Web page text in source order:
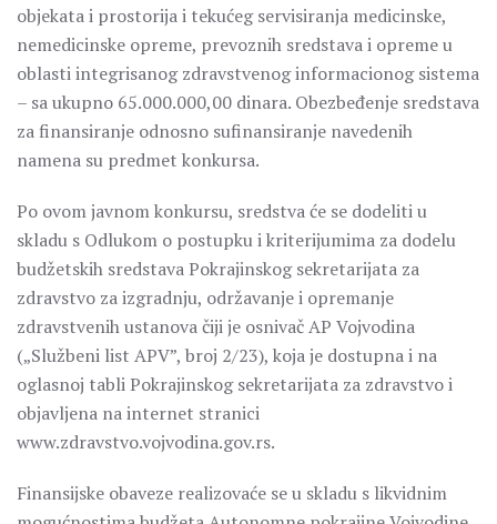
objekata i prostorija i tekućeg servisiranja medicinske,
nemedicinske opreme, prevoznih sredstava i opreme u
oblasti integrisanog zdravstvenog informacionog sistema
– sa ukupno 65.000.000,00 dinara. Obezbeđenje sredstava
za finansiranje odnosno sufinansiranje navedenih
namena su predmet konkursa.
Po ovom javnom konkursu, sredstva će se dodeliti u
skladu s Odlukom o postupku i kriterijumima za dodelu
budžetskih sredstava Pokrajinskog sekretarijata za
zdravstvo za izgradnju, održavanje i opremanje
zdravstvenih ustanova čiji je osnivač AP Vojvodina
(„Službeni list APV”, broj 2/23), koja je dostupna i na
oglasnoj tabli Pokrajinskog sekretarijata za zdravstvo i
objavljena na internet stranici
www.zdravstvo.vojvodina.gov.rs.
Finansijske obaveze realizovaće se u skladu s likvidnim